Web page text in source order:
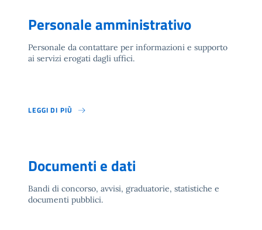
Personale amministrativo
Personale da contattare per informazioni e supporto
ai servizi erogati dagli uffici.
LEGGI DI PIÙ
Documenti e dati
Bandi di concorso, avvisi, graduatorie, statistiche e
documenti pubblici.